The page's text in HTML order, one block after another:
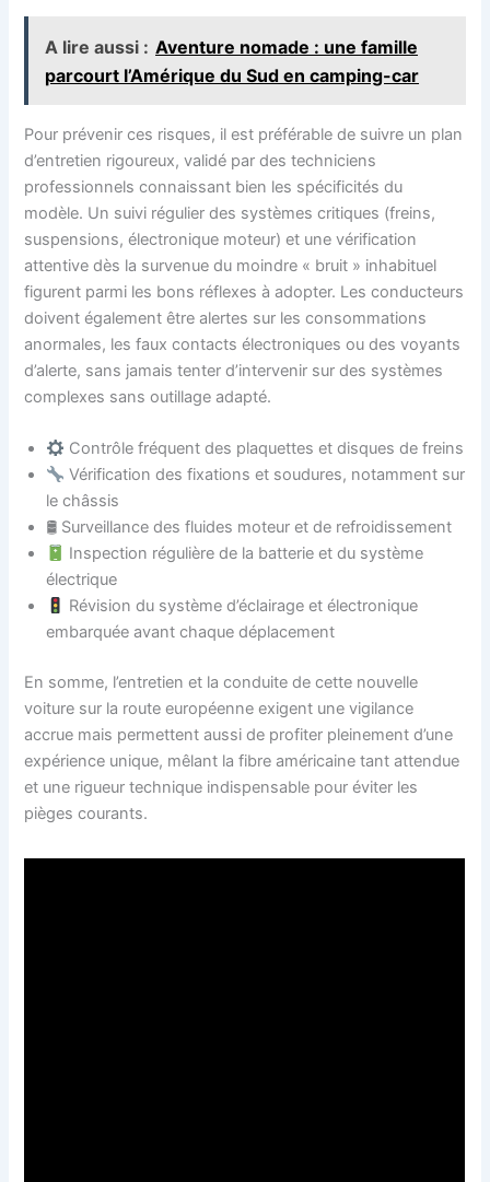
A lire aussi : Aventure nomade : une famille
parcourt l’Amérique du Sud en camping-car
Pour prévenir ces risques, il est préférable de suivre un plan
d’entretien rigoureux, validé par des techniciens
professionnels connaissant bien les spécificités du
modèle. Un suivi régulier des systèmes critiques (freins,
suspensions, électronique moteur) et une vérification
attentive dès la survenue du moindre « bruit » inhabituel
figurent parmi les bons réflexes à adopter. Les conducteurs
doivent également être alertes sur les consommations
anormales, les faux contacts électroniques ou des voyants
d’alerte, sans jamais tenter d’intervenir sur des systèmes
complexes sans outillage adapté.
Contrôle fréquent des plaquettes et disques de freins
Vérification des fixations et soudures, notamment sur
le châssis
🛢 Surveillance des fluides moteur et de refroidissement
Inspection régulière de la batterie et du système
électrique
Révision du système d’éclairage et électronique
embarquée avant chaque déplacement
En somme, l’entretien et la conduite de cette nouvelle
voiture sur la route européenne exigent une vigilance
accrue mais permettent aussi de profiter pleinement d’une
expérience unique, mêlant la fibre américaine tant attendue
et une rigueur technique indispensable pour éviter les
pièges courants.